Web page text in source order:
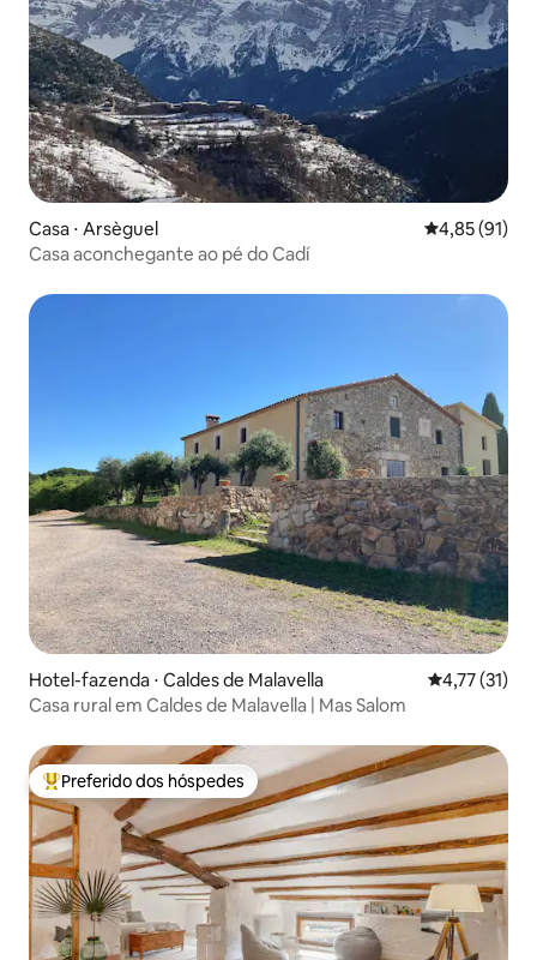
Casa ⋅ Arsèguel 4,85 de uma
4,85 (91)
Casa aconchegante ao pé do Cadí
Hotel-fazenda ⋅ Caldes de Malavella 4,77 de uma
4,77 (31)
Casa rural em Caldes de Malavella | Mas Salom
Entre os melhores preferidos dos hóspedes
Preferido dos hóspedes